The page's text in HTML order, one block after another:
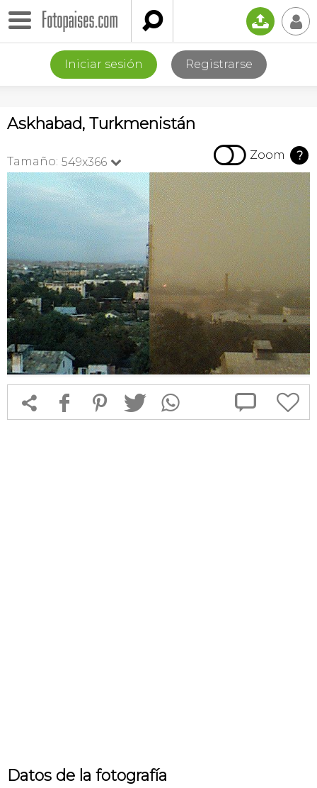
 📤 👤
Iniciar sesión Registrarse
Askhabad, Turkmenistán
Tamaño: 549x366   Zoom ?
 f 1 T  
Datos de la fotografía